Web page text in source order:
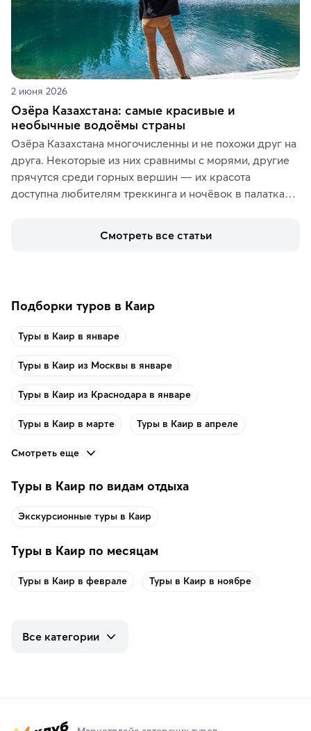
2 июня 2026
Озёра Казахстана: самые красивые и
необычные водоёмы страны
Озёра Казахстана многочисленны и не похожи друг на
друга. Некоторые из них сравнимы с морями, другие
прячутся среди горных вершин — их красота
доступна любителям треккинга и ночёвок в палатках.
Смотреть все статьи
Подборки туров в Каир
Туры в Каир в январе
Туры в Каир из Москвы в январе
Туры в Каир из Краснодара в январе
Туры в Каир в марте Туры в Каир в апреле
Смотреть еще
Туры в Каир по видам отдыха
Экскурсионные туры в Каир
Туры в Каир по месяцам
Туры в Каир в феврале Туры в Каир в ноябре
Все категории